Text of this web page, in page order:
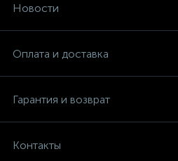
Новости
Оплата и доставка
Гарантия и возврат
Контакты